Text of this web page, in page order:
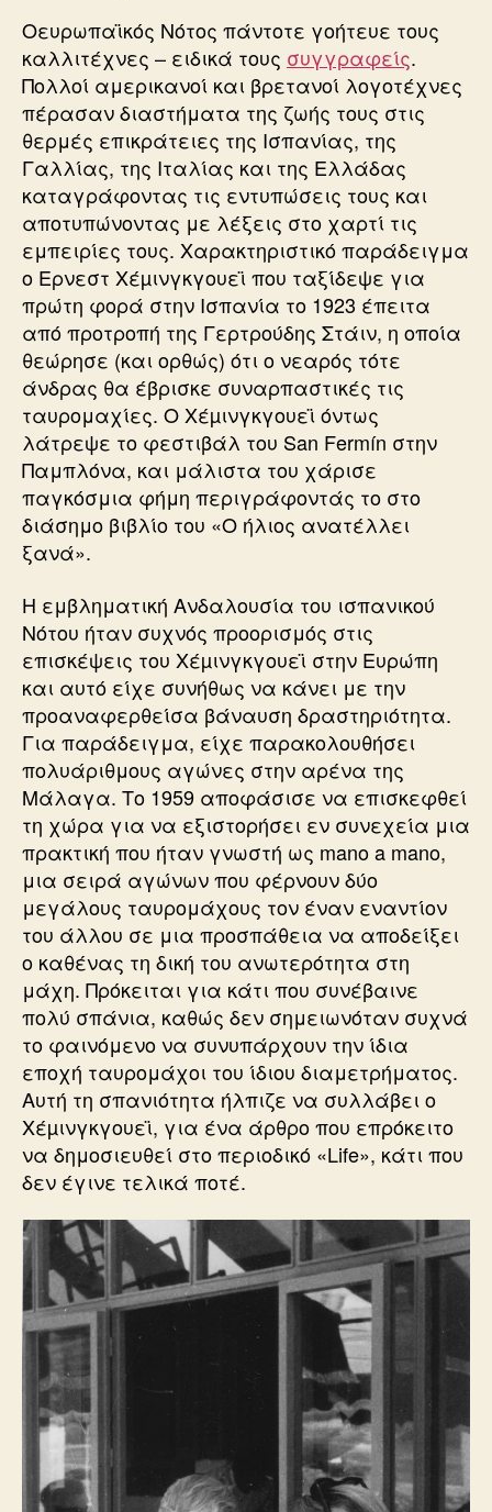
Οευρωπαϊκός Νότος πάντοτε γοήτευε τους
καλλιτέχνες – ειδικά τους συγγραφείς.
Πολλοί αμερικανοί και βρετανοί λογοτέχνες
πέρασαν διαστήματα της ζωής τους στις
θερμές επικράτειες της Ισπανίας, της
Γαλλίας, της Ιταλίας και της Ελλάδας
καταγράφοντας τις εντυπώσεις τους και
αποτυπώνοντας με λέξεις στο χαρτί τις
εμπειρίες τους. Χαρακτηριστικό παράδειγμα
ο Ερνεστ Χέµινγκγουεϊ που ταξίδεψε για
πρώτη φορά στην Ισπανία το 1923 έπειτα
από προτροπή της Γερτρούδης Στάιν, η οποία
θεώρησε (και ορθώς) ότι ο νεαρός τότε
άνδρας θα έβρισκε συναρπαστικές τις
ταυρομαχίες. Ο Χέµινγκγουεϊ όντως
λάτρεψε το φεστιβάλ του San Fermín στην
Παμπλόνα, και μάλιστα του χάρισε
παγκόσμια φήμη περιγράφοντάς το στο
διάσημο βιβλίο του «Ο ήλιος ανατέλλει
ξανά».
Η εμβληματική Ανδαλουσία του ισπανικού
Νότου ήταν συχνός προορισμός στις
επισκέψεις του Χέµινγκγουεϊ στην Ευρώπη
και αυτό είχε συνήθως να κάνει με την
προαναφερθείσα βάναυση δραστηριότητα.
Για παράδειγμα, είχε παρακολουθήσει
πολυάριθμους αγώνες στην αρένα της
Μάλαγα. Το 1959 αποφάσισε να επισκεφθεί
τη χώρα για να εξιστορήσει εν συνεχεία μια
πρακτική που ήταν γνωστή ως mano a mano,
μια σειρά αγώνων που φέρνουν δύο
μεγάλους ταυρομάχους τον έναν εναντίον
του άλλου σε μια προσπάθεια να αποδείξει
ο καθένας τη δική του ανωτερότητα στη
μάχη. Πρόκειται για κάτι που συνέβαινε
πολύ σπάνια, καθώς δεν σημειωνόταν συχνά
το φαινόμενο να συνυπάρχουν την ίδια
εποχή ταυρομάχοι του ίδιου διαμετρήματος.
Αυτή τη σπανιότητα ήλπιζε να συλλάβει ο
Χέµινγκγουεϊ, για ένα άρθρο που επρόκειτο
να δημοσιευθεί στο περιοδικό «Life», κάτι που
δεν έγινε τελικά ποτέ.